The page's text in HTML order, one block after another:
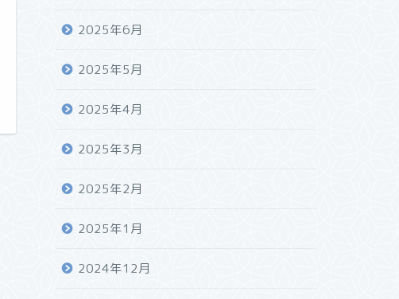
2025年6月
2025年5月
2025年4月
2025年3月
2025年2月
2025年1月
2024年12月